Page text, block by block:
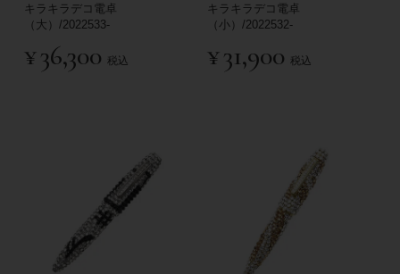
キラキラデコ電卓
（大）/2022533-
¥36,300 税込
キラキラデコ電卓
（小）/2022532-
¥31,900 税込